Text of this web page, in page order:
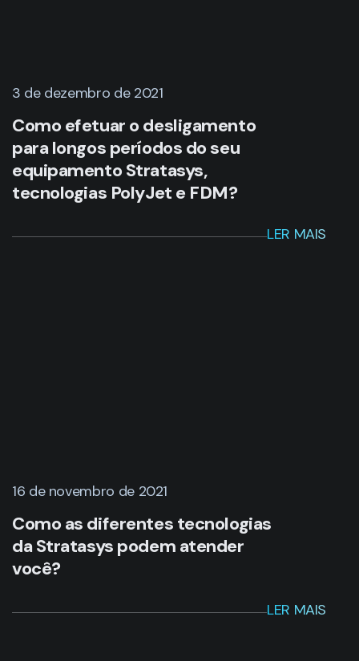
3 de dezembro de 2021
Como efetuar o desligamento
para longos períodos do seu
equipamento Stratasys,
tecnologias PolyJet e FDM?
LER MAIS
16 de novembro de 2021
Como as diferentes tecnologias
da Stratasys podem atender
você?
LER MAIS